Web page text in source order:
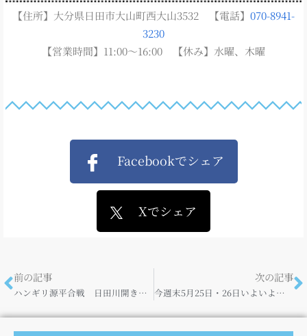
【住所】大分県日田市大山町西大山3532 【電話】 070-8941-
3230
【営業時間】11:00～16:00 【休み】水曜、木曜
Facebookでシェア
Xでシェア
前の記事
ハンギリ源平合戦 日田川開き観光祭で！5/25・26
次の記事
今週末5月25日・26日いよいよ「日田川開き観光祭」